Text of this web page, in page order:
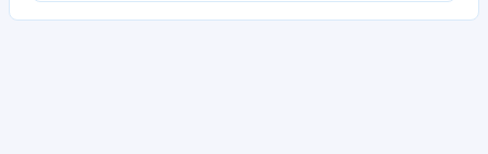
футболу 2022